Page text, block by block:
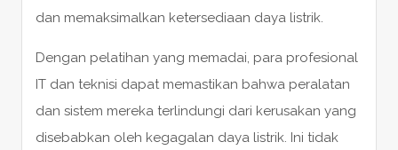
dan memaksimalkan ketersediaan daya listrik.
Dengan pelatihan yang memadai, para profesional
IT dan teknisi dapat memastikan bahwa peralatan
dan sistem mereka terlindungi dari kerusakan yang
disebabkan oleh kegagalan daya listrik. Ini tidak